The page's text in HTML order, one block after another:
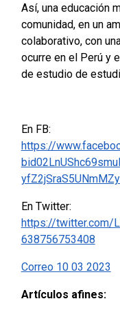
Así, una educación
comunidad, en un
colaborativo, con
ocurre en el Perú y
de estudio de
En FB:
https://
En Twitter:
https://twitter.com/
638756753408
Correo 10 03 2023
Artículos afines: